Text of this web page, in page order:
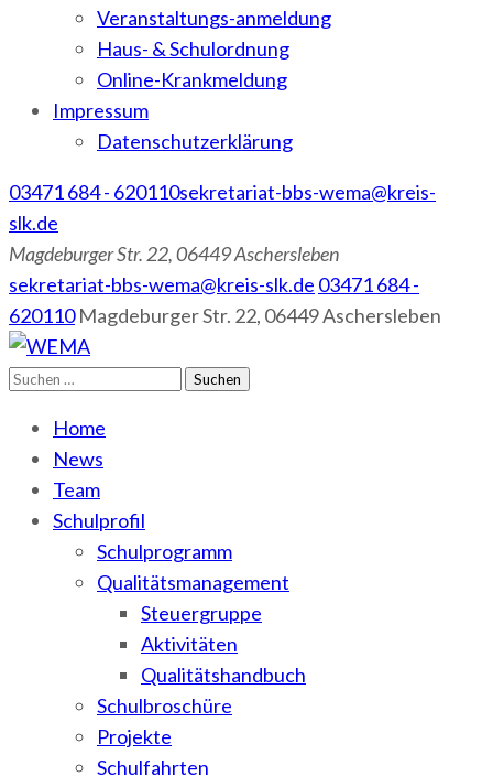
Veranstaltungs-anmeldung
Haus- & Schulordnung
Online-Krankmeldung
Impressum
Datenschutzerklärung
03471 684 - 620110sekretariat-bbs-wema@kreis-
slk.de
Magdeburger Str. 22, 06449 Aschersleben
sekretariat-bbs-wema@kreis-slk.de 03471 684 -
620110 Magdeburger Str. 22, 06449 Aschersleben
WEMA
BbS I des Salzlandkreises
Suchen
Home
News
Team
Schulprofil
Schulprogramm
Qualitätsmanagement
Steuergruppe
Aktivitäten
Qualitätshandbuch
Schulbroschüre
Projekte
Schulfahrten